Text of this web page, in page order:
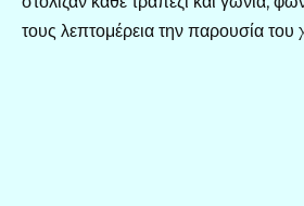
τους λεπτομέρεια την παρουσία του